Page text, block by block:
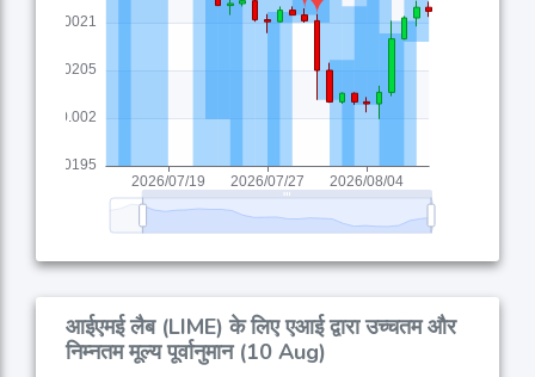
आईएमई लैब (LIME) के लिए एआई द्वारा उच्चतम और
निम्नतम मूल्य पूर्वानुमान (10 Aug)